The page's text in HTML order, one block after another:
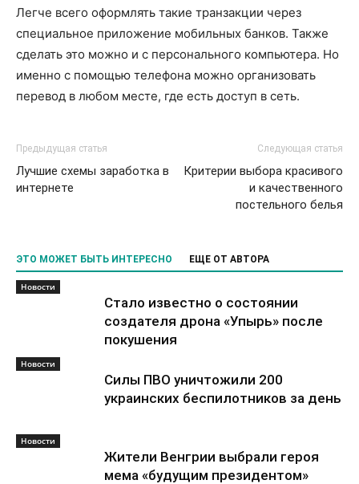
Легче всего оформлять такие транзакции через
специальное приложение мобильных банков. Также
сделать это можно и с персонального компьютера. Но
именно с помощью телефона можно организовать
перевод в любом месте, где есть доступ в сеть.
Предыдущая статья
Лучшие схемы заработка в
интернете
Следующая статья
Критерии выбора красивого
и качественного
постельного белья
ЭТО МОЖЕТ БЫТЬ ИНТЕРЕСНО ЕЩЕ ОТ АВТОРА
Новости
Стало известно о состоянии
создателя дрона «Упырь» после
покушения
Новости
Силы ПВО уничтожили 200
украинских беспилотников за день
Новости
Жители Венгрии выбрали героя
мема «будущим президентом»